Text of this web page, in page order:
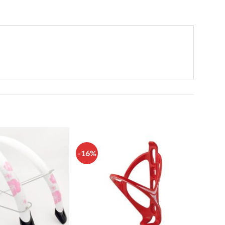
επιθυμιών
-16%
Πρόσθήκη
στην λίστα
επιθυμιών